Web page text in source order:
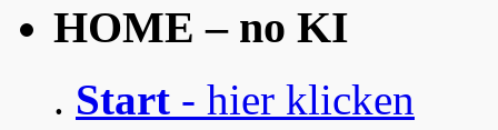
HOME – no KI
. Start - hier klicken